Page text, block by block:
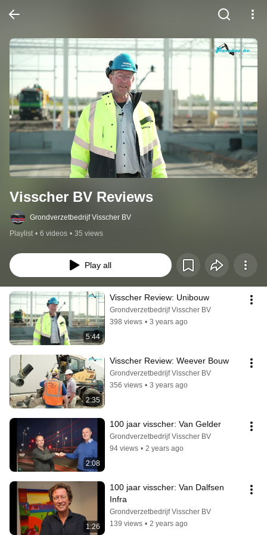
Visscher BV Reviews
Grondverzetbedrijf Visscher BV
Playlist • 6 videos • 35 views
Play all
5:44
Visscher Review: Unibouw
Grondverzetbedrijf Visscher BV
398 views • 3 years ago
2:35
Visscher Review: Weever Bouw
Grondverzetbedrijf Visscher BV
356 views • 3 years ago
2:08
100 jaar visscher: Van Gelder
Grondverzetbedrijf Visscher BV
94 views • 2 years ago
1:26
100 jaar visscher: Van Dalfsen
Infra
Grondverzetbedrijf Visscher BV
139 views • 2 years ago